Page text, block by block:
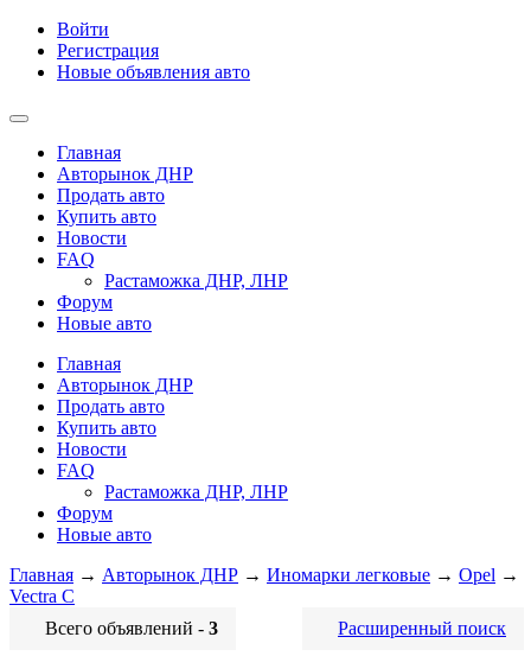
Войти
Регистрация
Новые объявления авто
Главная
Авторынок ДНР
Продать авто
Купить авто
Новости
FAQ
Растаможка ДНР, ЛНР
Форум
Новые авто
Главная
Авторынок ДНР
Продать авто
Купить авто
Новости
FAQ
Растаможка ДНР, ЛНР
Форум
Новые авто
Главная → Авторынок ДНР → Иномарки легковые → Opel →
Vectra C
Всего объявлений - 3 Расширенный поиск